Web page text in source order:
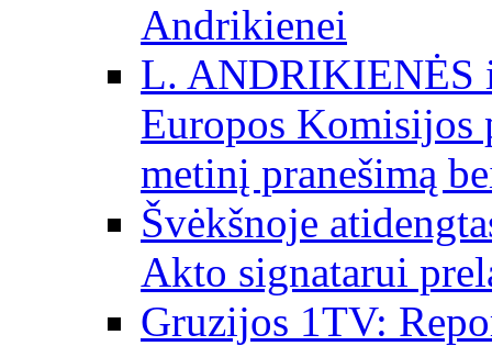
Andrikienei
L. ANDRIKIENĖS
Europos Komisijos
metinį pranešimą
Švėkšnoje
Akto signatarui
Gruzijos 1TV: